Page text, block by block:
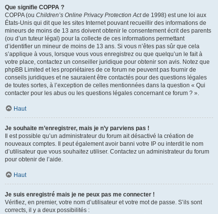
Que signifie COPPA ?
COPPA (ou Children’s Online Privacy Protection Actde 1998) est une loi aux
États-Unis qui dit que les sites Internet pouvant recueillir des informations de
mineurs de moins de 13 ans doivent obtenir le consentement écrit des parents
(ou d’un tuteur légal) pour la collecte de ces informations permettant
d’identifier un mineur de moins de 13 ans. Si vous n’êtes pas sûr que cela
s’applique à vous, lorsque vous vous enregistrez ou que quelqu’un le fait à
votre place, contactez un conseiller juridique pour obtenir son avis. Notez que
phpBB Limited et les propriétaires de ce forum ne peuvent pas fournir de
conseils juridiques et ne sauraient être contactés pour des questions légales
de toutes sortes, à l’exception de celles mentionnées dans la question « Qui
contacter pour les abus ou les questions légales concernant ce forum ? ».
Haut
Je souhaite m’enregistrer, mais je n’y parviens pas !
Il est possible qu’un administrateur du forum ait désactivé la création de
nouveaux comptes. Il peut également avoir banni votre IP ou interdit le nom
d’utilisateur que vous souhaitez utiliser. Contactez un administrateur du forum
pour obtenir de l’aide.
Haut
Je suis enregistré mais je ne peux pas me connecter !
Vérifiez, en premier, votre nom d’utilisateur et votre mot de passe. S’ils sont
corrects, il y a deux possibilités :